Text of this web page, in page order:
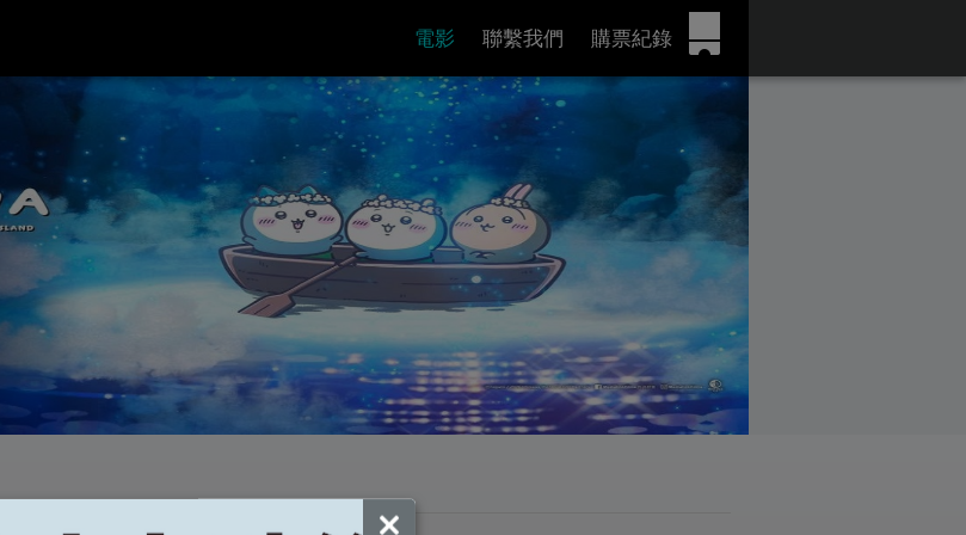
電影 聯繫我們 購票紀錄